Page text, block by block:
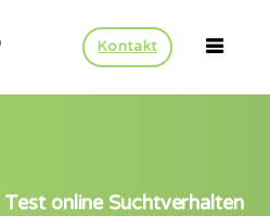
Kontakt
Test online Suchtverhalten